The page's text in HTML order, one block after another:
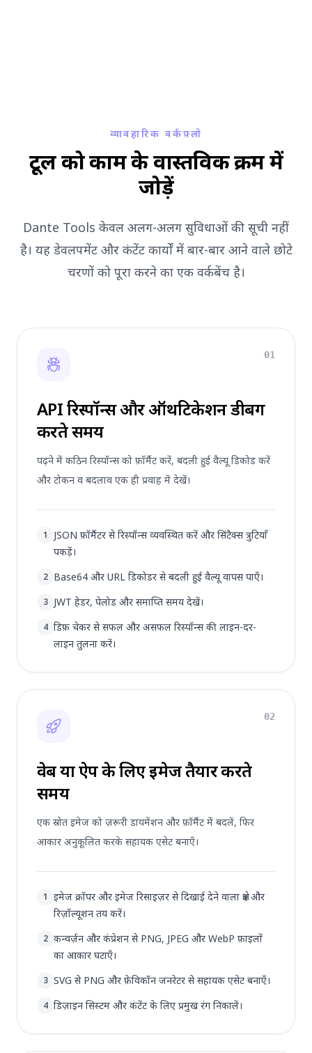
व्यावहारिक वर्कफ़्लो
टूल को काम के वास्तविक क्रम में
जोड़ें
Dante Tools केवल अलग-अलग सुविधाओं की सूची नहीं
है। यह डेवलपमेंट और कंटेंट कार्यों में बार-बार आने वाले छोटे
चरणों को पूरा करने का एक वर्कबेंच है।
01
API रिस्पॉन्स और ऑथेंटिकेशन डीबग
करते समय
पढ़ने में कठिन रिस्पॉन्स को फ़ॉर्मैट करें, बदली हुई वैल्यू डिकोड करें
और टोकन व बदलाव एक ही प्रवाह में देखें।
1
JSON फ़ॉर्मैटर से रिस्पॉन्स व्यवस्थित करें और सिंटैक्स त्रुटियाँ
पकड़ें।
2 Base64 और URL डिकोडर से बदली हुई वैल्यू वापस पाएँ।
3 JWT हेडर, पेलोड और समाप्ति समय देखें।
4 डिफ़ चेकर से सफल और असफल रिस्पॉन्स की लाइन-दर-
लाइन तुलना करें।
02
वेब या ऐप के लिए इमेज तैयार करते
समय
एक स्रोत इमेज को ज़रूरी डायमेंशन और फ़ॉर्मैट में बदलें, फिर
आकार अनुकूलित करके सहायक एसेट बनाएँ।
1 इमेज क्रॉपर और इमेज रिसाइज़र से दिखाई देने वाला क्षेत्र और
रिज़ॉल्यूशन तय करें।
2 कन्वर्ज़न और कंप्रेशन से PNG, JPEG और WebP फ़ाइलों
का आकार घटाएँ।
3 SVG से PNG और फ़ेविकॉन जनरेटर से सहायक एसेट बनाएँ।
4 डिज़ाइन सिस्टम और कंटेंट के लिए प्रमुख रंग निकालें।